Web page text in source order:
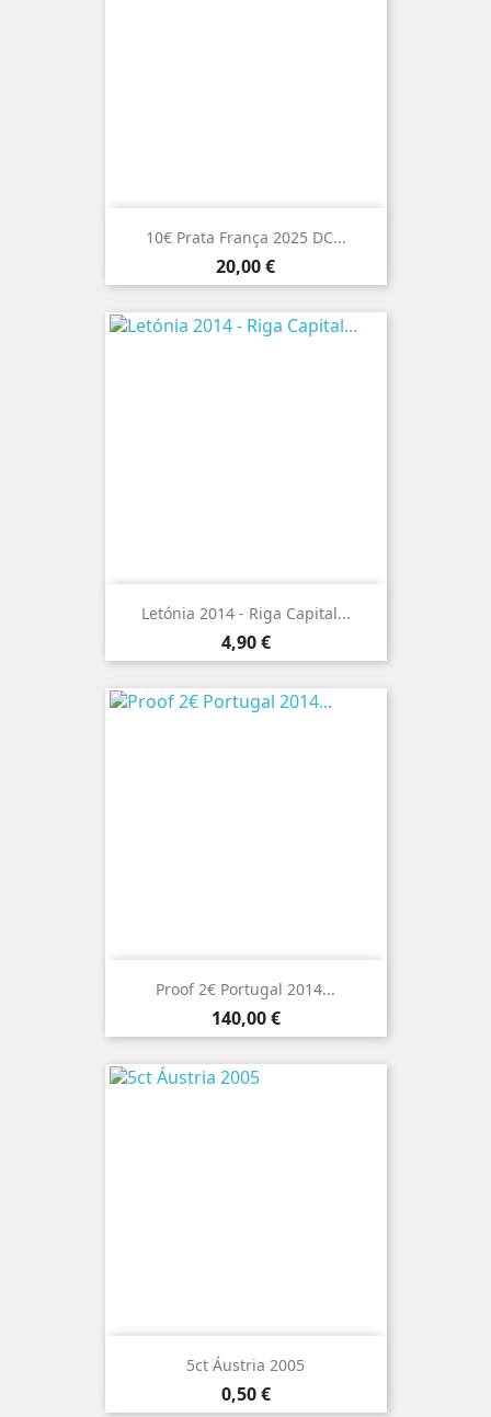
10€ Prata França 2025 DC...
Preço
20,00 €
Letónia 2014 - Riga Capital...
Preço
4,90 €
Proof 2€ Portugal 2014...
Preço
140,00 €
5ct Áustria 2005
Preço
0,50 €